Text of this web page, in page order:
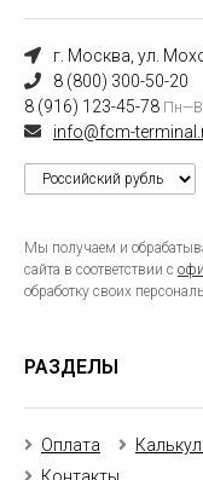
г. Москва, ул.
8 (800) 300-50-20
8 (916) 123-45-78
info@fcm-
Мы получаем и
сайта в соответствии с
обработку своих
РАЗДЕЛЫ
Оплата